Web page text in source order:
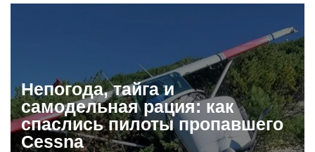
Непогода, тайга и
самодельная рация: как
спаслись пилоты пропавшего
Cessna